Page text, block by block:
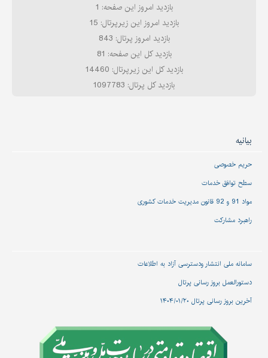
بازدید امروز این صفحه: 1
بازدید امروز این زیرپرتال: 15
بازدید امروز پرتال: 843
بازدید کل این صفحه: 81
بازدید کل این زیرپرتال: 14460
بازدید کل پرتال: 1097783
بیانیه
حریم خصوصی
سطح توافق خدمات
مواد 91 و 92 قانون مدیریت خدمات کشوری
راهبرد مشارکت
سامانه ملی انتشار و‌دسترسی آزاد به اطلاعات
دستورالعمل بروز رسانی پرتال
آخرین بروز رسانی پرتال ۱۴۰۴/۰۱/۲۰